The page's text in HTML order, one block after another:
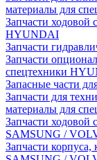
материалы для
Запчасти ходовой
HYUNDAI
Запчасти
Запчасти
спецтехники
Запасные части
Запчасти для
материалы для
Запчасти ходовой
SAMSUNG /
Запчасти корпуса,